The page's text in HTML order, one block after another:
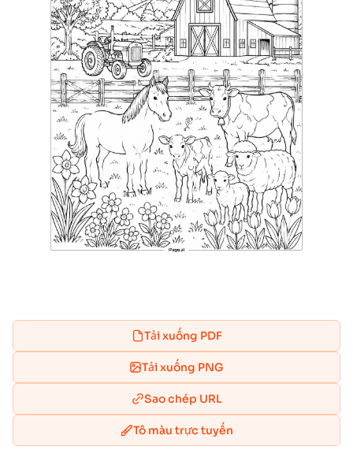
Tải xuống PDF
Tải xuống PNG
Sao chép URL
Tô màu trực tuyến